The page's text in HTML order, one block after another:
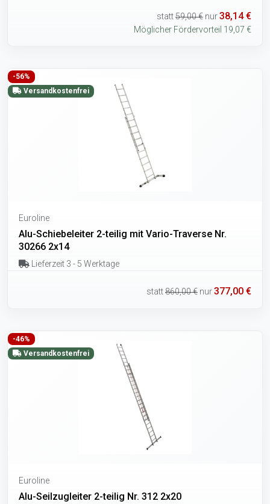
statt59,00 € nur38,14 €
Möglicher Fördervorteil 19,07 €
-56%
Versandkostenfrei
Euroline
Alu-Schiebeleiter 2-teilig mit Vario-Traverse Nr.
30266 2x14
Lieferzeit 3 - 5 Werktage
statt860,00 € nur377,00 €
-46%
Versandkostenfrei
Euroline
Alu-Seilzugleiter 2-teilig Nr. 312 2x20